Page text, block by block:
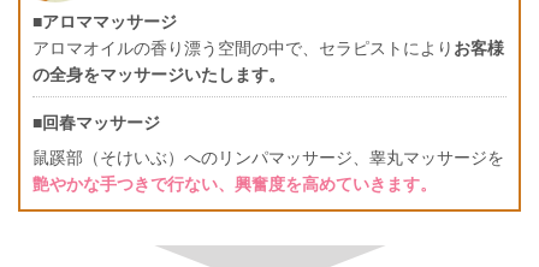
■アロママッサージ
アロマオイルの香り漂う空間の中で、セラピストにより お客様
の全身をマッサージいたします。
■回春マッサージ
鼠蹊部（そけいぶ）へのリンパマッサージ、睾丸マッサージを
艶やかな手つきで行ない、興奮度を高めていきます。